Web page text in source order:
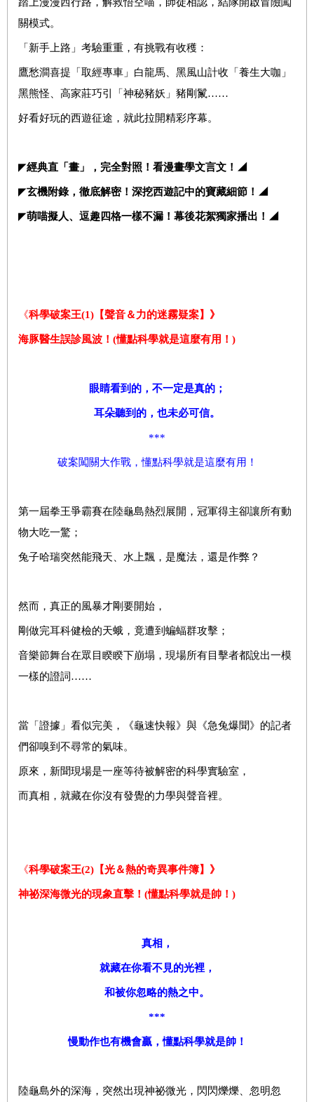
關模式。
「新手上路」考驗重重，有挑戰有收穫：
鷹愁澗喜提「取經專車」白龍馬、黑風山計收「養生大咖」
黑熊怪、高家莊巧引「神秘豬妖」豬剛鬣……
好看好玩的西遊征途，就此拉開精彩序幕。
◤經典直「畫」，完全對照！看漫畫學文言文！◢
◤玄機附錄，徹底解密！深挖西遊記中的寶藏細節！◢
◤萌喵擬人、逗趣四格一樣不漏！幕後花絮獨家播出！◢
《科學破案王(1)【聲音＆力的迷霧疑案】》
海豚醫生誤診風波！(懂點科學就是這麼有用！)
眼睛看到的，不一定是真的；
耳朵聽到的，也未必可信。
***
破案闖關大作戰，懂點科學就是這麼有用！
第一屆拳王爭霸賽在陸龜島熱烈展開，冠軍得主卻讓所有動
物大吃一驚；
兔子哈瑞突然能飛天、水上飄，是魔法，還是作弊？
然而，真正的風暴才剛要開始，
剛做完耳科健檢的天蛾，竟遭到蝙蝠群攻擊；
音樂節舞台在眾目睽睽下崩塌，現場所有目擊者都說出一模
一樣的證詞……
當「證據」看似完美，《龜速快報》與《急兔爆聞》的記者
們卻嗅到不尋常的氣味。
原來，新聞現場是一座等待被解密的科學實驗室，
而真相，就藏在你沒有發覺的力學與聲音裡。
《科學破案王(2)【光＆熱的奇異事件簿】》
神祕深海微光的現象直擊！(懂點科學就是帥！)
真相，
就藏在你看不見的光裡，
和被你忽略的熱之中。
***
慢動作也有機會贏，懂點科學就是帥！
陸龜島外的深海，突然出現神祕微光，閃閃爍爍、忽明忽